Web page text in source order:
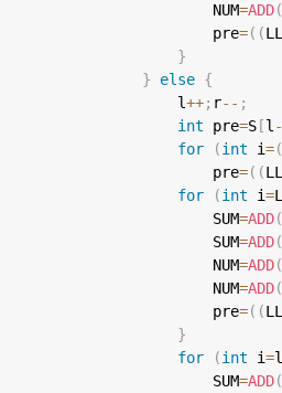
                        NUM
=ADD(
                        pre
=( (LL
}
}
else {
                    l
++; r-- ;
int pre=S [l -
for
(int i=(
                        pre
=( (LL
for
(int i=L
                        SUM
=ADD(
                        SUM
=ADD(
                        NUM
=ADD(
                        NUM
=ADD(
                        pre
=( (LL
}
for
(int i=l
                        SUM
=ADD(